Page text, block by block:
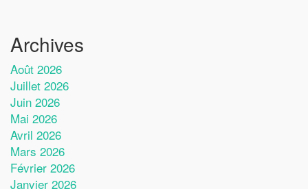
Archives
Août 2026
Juillet 2026
Juin 2026
Mai 2026
Avril 2026
Mars 2026
Février 2026
Janvier 2026